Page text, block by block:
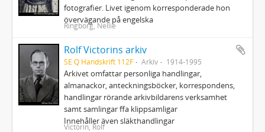
fotografier. Livet igenom korresponderade hon
övervägande på engelska
Ringborg, Nellie
Rolf Victorins arkiv
SE Q Handskrift 112F Arkiv 1914-1995
Arkivet omfattar personliga handlingar,
almanackor, anteckningsböcker, korrespondens,
handlingar rörande arkivbildarens verksamhet
samt samlingar ffa klippsamligar
Innehåller även släkthandlingar
Victorin, Rolf